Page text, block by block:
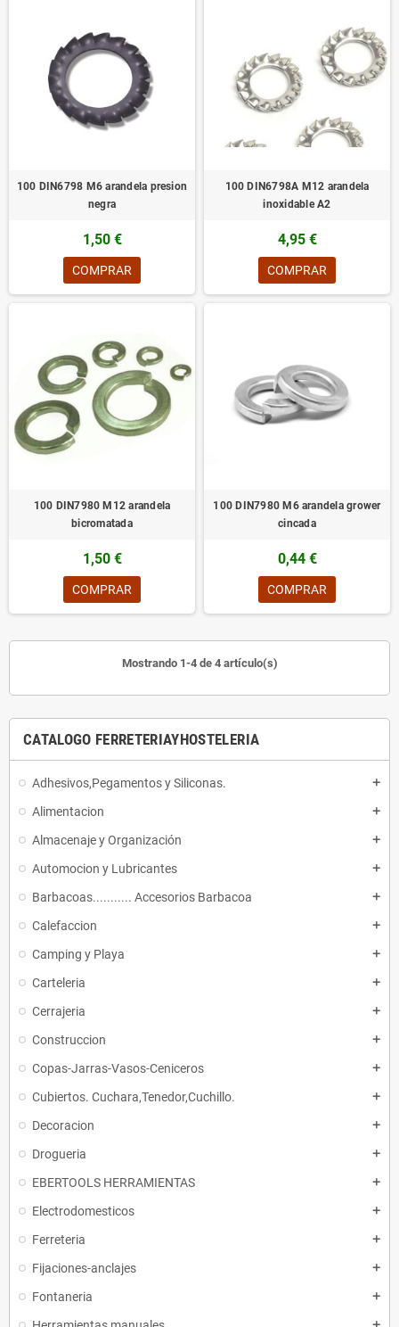
CATALOGO FERRETERIAYHOSTELERIA
Adhesivos,Pegamentos y Siliconas. add
Alimentacion add
Almacenaje y Organización add
Automocion y Lubricantes add
Barbacoas........... Accesorios Barbacoa add
Calefaccion add
Camping y Playa add
Carteleria add
Cerrajeria add
Construccion add
Copas-Jarras-Vasos-Ceniceros add
Cubiertos. Cuchara,Tenedor,Cuchillo. add
Decoracion add
Drogueria add
EBERTOOLS HERRAMIENTAS add
Electrodomesticos add
Ferreteria add
Fijaciones-anclajes add
Fontaneria add
100 DIN6798 M6 arandela presion
negra
1,50 €
COMPRAR
100 DIN6798A M12 arandela
inoxidable A2
4,95 €
COMPRAR
100 DIN7980 M12 arandela
bicromatada
1,50 €
COMPRAR
100 DIN7980 M6 arandela grower
cincada
0,44 €
COMPRAR
Mostrando 1-4 de 4 artículo(s)